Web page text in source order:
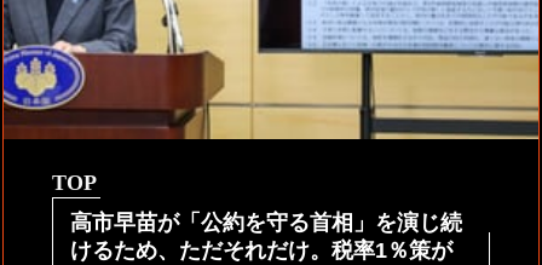
TOP
高市早苗が「公約を守る首相」を演じ続
けるため、ただそれだけ。税率1％策が